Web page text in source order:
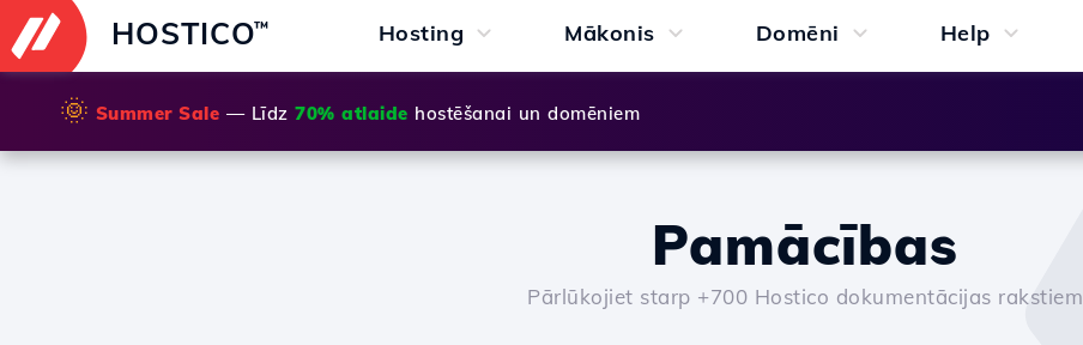
HOSTICO™ Hosting Mākonis Domēni Help
🌞 Summer Sale — Līdz 70% atlaide hostēšanai un domēniem
Pamācības
Pārlūkojiet starp +700 Hostico dokumentācijas rakstiem